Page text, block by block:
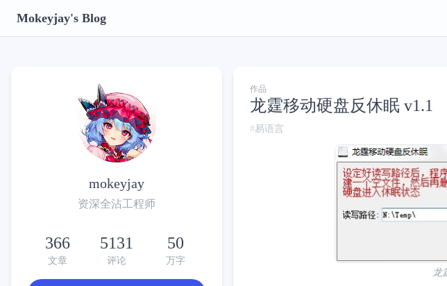
Mokeyjay's Blog
mokeyjay
资深全沾工程师
366
文章
5131
评论
50
万字
作品
龙霆移动硬盘反休眠 v1.1
易语言
龙